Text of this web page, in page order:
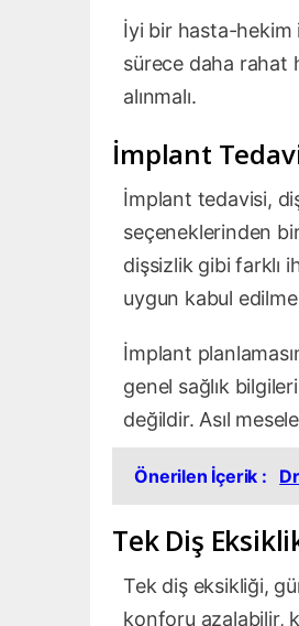
İyi bir hasta-hekim
sürece daha rahat
alınmalı.
İmplant
İmplant tedavisi,
seçeneklerinden
dişsizlik gibi farklı
uygun kabul
İmplant
genel sağlık
değildir. Asıl
Önerilen İçerik :
Tek Diş
Tek diş eksikliği,
konforu azalabilir,